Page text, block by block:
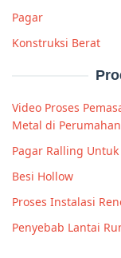
Pagar
Konstruksi Berat
Video Proses
Metal di
Pagar Ralling
Besi Hollow
Proses Instalasi
Penyebab Lantai